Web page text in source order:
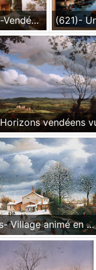
(620)- Aubigny-Vendée-Le peintre sur le motif-1986-hsb 27x35 cm.
(628)-bis- Village animé en hiver. 1987-24x35cm